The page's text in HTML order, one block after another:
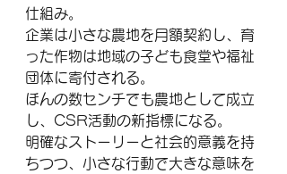
仕組み。
企業は小さな農地を月額契約し、育
った作物は地域の子ども食堂や福祉
団体に寄付される。
ほんの数センチでも農地として成立
し、CSR活動の新指標になる。
明確なストーリーと社会的意義を持
ちつつ、小さな行動で大きな意味を